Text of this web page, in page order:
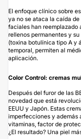
El enfoque clínico sobre
ya no se ataca la caída
faciales han reemplazado
rellenos permanentes y
(toxina botulínica tipo A y
temporal, permiten al
aplicación.
Color Control: cremas
Después del furor de las
novedad que está
EEUU y Japón. Estas
imperfecciones y además
vitaminas, factor de
¿El resultado? Una piel